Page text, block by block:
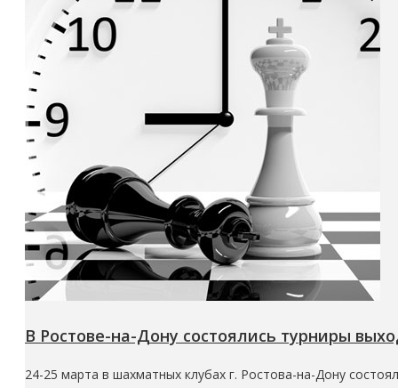
В Ростове-на-Дону состоялись турниры
24-25 марта в шахматных клубах г. Ростова-на-Дону